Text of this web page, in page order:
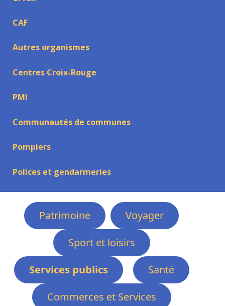
CAF
Autres organismes
Centres Croix-Rouge
PMI
Communautés de communes
Pompiers
Polices et gendarmeries
Patrimoine
Voyager
Sport et loisirs
Services publics
Santé
Commerces et Services